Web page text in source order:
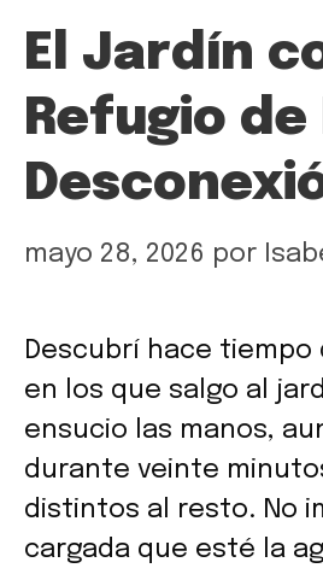
El Jardín
Refugio de
mayo 28, 2026 por
Descubrí hace tiempo
en los que salgo al
ensucio las manos,
durante veinte
distintos al resto. No
cargada que esté la